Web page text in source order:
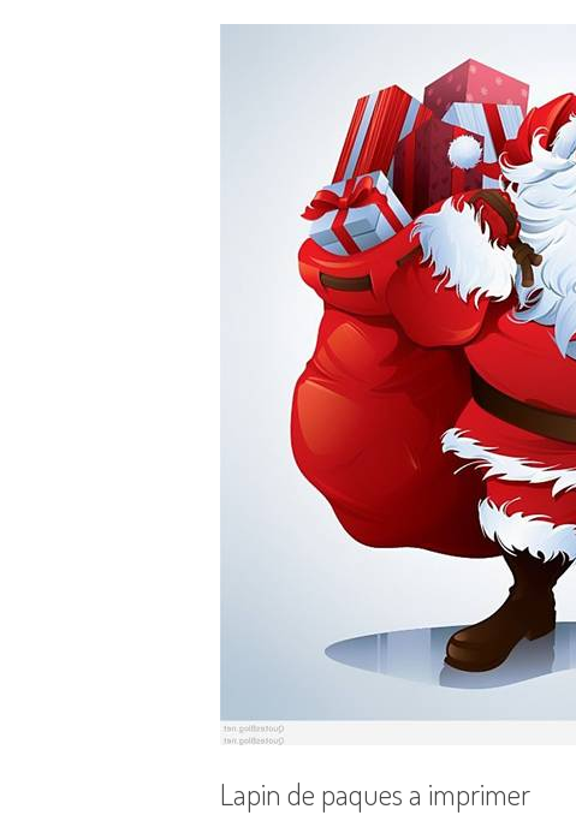
Lapin de paques a imprimer